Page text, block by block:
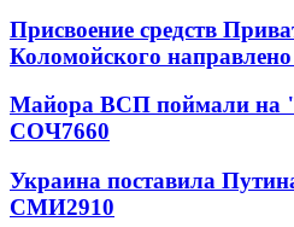
Присвоение средств
Коломойского направлено
Майора ВСП поймали на
СОЧ7660
Украина поставила
СМИ2910